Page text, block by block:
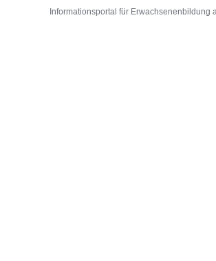
Informationsportal für